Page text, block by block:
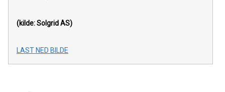
(kilde: Solgrid AS)
LAST NED BILDE